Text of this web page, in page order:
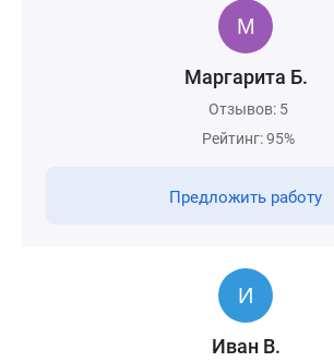
Маргарита Б.
Отзывов: 5
Рейтинг: 95%
Предложить работу
Иван В.